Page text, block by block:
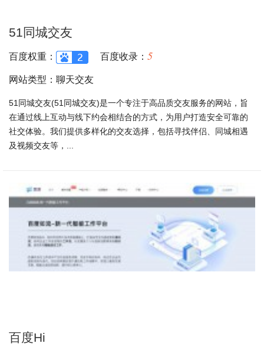
51同城交友
百度权重： 百度收录： 5
网站类型：聊天交友
51同城交友(51同城交友)是一个专注于高品质交友服务的网站，旨
在通过线上互动与线下约会相结合的方式，为用户打造安全可靠的
社交体验。我们提供多样化的交友选择，包括寻找伴侣、同城相遇
及视频交友等，...
百度Hi